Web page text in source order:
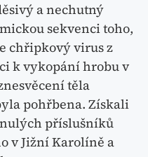
a nechutný
sekvenci toho,
chřipkový virus z
k vykopání hrobu v
těla
pohřbena. Získali
příslušníků
v Jižní Karolíně a